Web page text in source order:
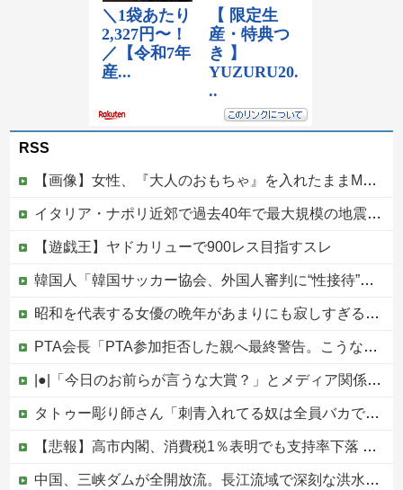
RSS
【画像】女性、『大人のおもちゃ』を入れたままMRI検査を受けた結果 →
イタリア・ナポリ近郊で過去40年で最大規模の地震「M4.7」の揺れを観測
【遊戯王】ヤドカリューで900レス目指すスレ
韓国人「韓国サッカー協会、外国人審判に“性接待”報道・・・」→「2002年の審判買収が事実だったのか？」「日本人が言ってたこと正しかったね・・・...
昭和を代表する女優の晩年があまりにも寂しすぎる！と話題に、自身の子供を餓死する寸前までネグレクトした挙句……他
PTA会長「PTA参加拒否した親へ最終警告。こうなってもいい？」
|●|「今日のお前らが言うな大賞？」とメディア関係者の一般人への苦言にツッコミ殺到、被災地の避難所でカメラまわすのは……
タトゥー彫り師さん「刺青入れてる奴は全員バカです」→30万再生ｗｗｗｗｗｗ
【悲報】高市内閣、消費税1％表明でも支持率下落 →ついに６割割れ
中国、三峡ダムが全開放流。長江流域で深刻な洪水被害